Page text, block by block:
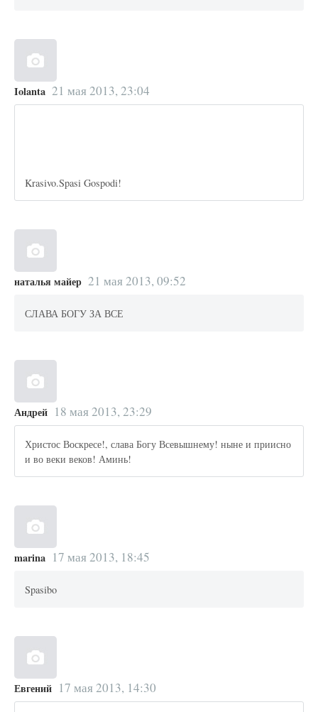
Iolanta 21 мая 2013, 23:04
Krasivo.Spasi Gospodi!
наталья майер 21 мая 2013, 09:52
СЛАВА БОГУ ЗА ВСЕ
Андрей 18 мая 2013, 23:29
Христос Воскресе!, слава Богу Всевышнему! ныне и приисно
и во веки веков! Аминь!
marina 17 мая 2013, 18:45
Spasibo
Евгений 17 мая 2013, 14:30